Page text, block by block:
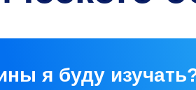
я буду